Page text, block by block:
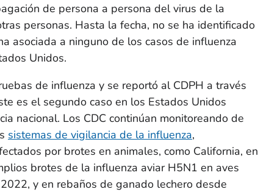
de persona a persona del virus de la
personas. Hasta la fecha, no se ha identificado
asociada a ninguno de los casos de influenza
Unidos.
de influenza y se reportó al CDPH a través
es el segundo caso en los Estados Unidos
nacional. Los CDC continúan monitoreando de
sistemas de vigilancia de la influenza,
por brotes en animales, como California, en
brotes de la influenza aviar H5N1 en aves
y en rebaños de ganado lechero desde